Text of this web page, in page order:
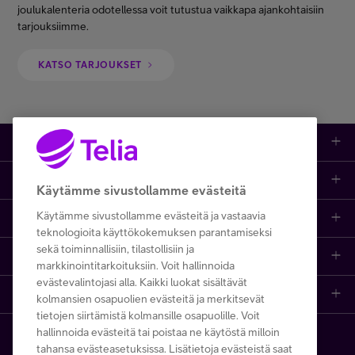
Asiakastuki
Minun Telia
EN
joulukalenteria odotellessa voit tutustua vaikkapa ajankohtaisiin
tarjouksiimme.
KATSO TARJOUKSET
Kauppa
Puhelinliittymät
Mobiililaajakaista
Kodin laajakaista
Prepaid-liittymät
Tarjoukset
iPhone 17
Samsung S26
Viaplay
Asiakastuki netissä
Etsi apua ja ohjeita
Tilauksen peruuttaminen
Opi ja inspiroidu
Ota yhteyttä
Asiakaspalvelun yhteystiedot
Asioi kirjautuneena
Telia Finland
Telia yrityksenä
Käytämme sivustollamme evästeitä
Käytämme sivustollamme evästeitä ja vastaavia
teknologioita käyttökokemuksen parantamiseksi
sekä toiminnallisiin, tilastollisiin ja
markkinointitarkoituksiin. Voit hallinnoida
evästevalintojasi alla. Kaikki luokat sisältävät
kolmansien osapuolien evästeitä ja merkitsevät
tietojen siirtämistä kolmansille osapuolille. Voit
hallinnoida evästeitä tai poistaa ne käytöstä milloin
tahansa evästeasetuksissa. Lisätietoja evästeistä saat